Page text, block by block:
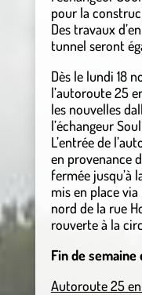
pour la
Des travaux
tunnel seront
Dès le lundi 18
l’autoroute 25
les nouvelles
l’échangeur
L’entrée de
en provenance
fermée jusqu’à
mis en place
nord de la rue
rouverte à la
Fin de semaine
Autoroute 25